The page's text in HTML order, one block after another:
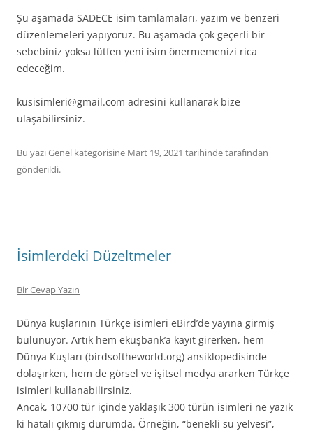
Şu aşamada SADECE isim tamlamaları, yazım ve benzeri
düzenlemeleri yapıyoruz. Bu aşamada çok geçerli bir
sebebiniz yoksa lütfen yeni isim önermemenizi rica
edeceğim.
kusisimleri@gmail.com adresini kullanarak bize
ulaşabilirsiniz.
Bu yazı Genel kategorisine Mart 19, 2021 tarihindetarafından
gönderildi.
İsimlerdeki Düzeltmeler
Bir Cevap Yazın
Dünya kuşlarının Türkçe isimleri eBird’de yayına girmiş
bulunuyor. Artık hem ekuşbank’a kayıt girerken, hem
Dünya Kuşları (birdsoftheworld.org) ansiklopedisinde
dolaşırken, hem de görsel ve işitsel medya ararken Türkçe
isimleri kullanabilirsiniz.
Ancak, 10700 tür içinde yaklaşık 300 türün isimleri ne yazık
ki hatalı çıkmış durumda. Örneğin, “benekli su yelvesi”,